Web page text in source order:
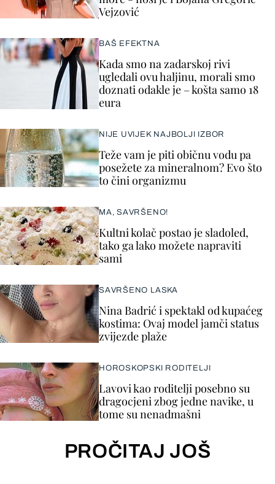
Vejzović
BAŠ EFEKTNA
Kada smo na zadarskoj rivi
ugledali ovu haljinu, morali smo
doznati odakle je – košta samo 18
eura
NIJE UVIJEK NAJBOLJI IZBOR
Teže vam je piti običnu vodu pa
posežete za mineralnom? Evo što
to čini organizmu
MA, SAVRŠENO!
Kultni kolač postao je sladoled,
tako ga lako možete napraviti
sami
SAVRŠENO LASKA
Nina Badrić i spektakl od kupaćeg
kostima: Ovaj model jamči status
zvijezde plaže
HOROSKOPSKI RODITELJI
Lavovi kao roditelji posebno su
dragocjeni zbog jedne navike, u
tome su nenadmašni
PROČITAJ JOŠ